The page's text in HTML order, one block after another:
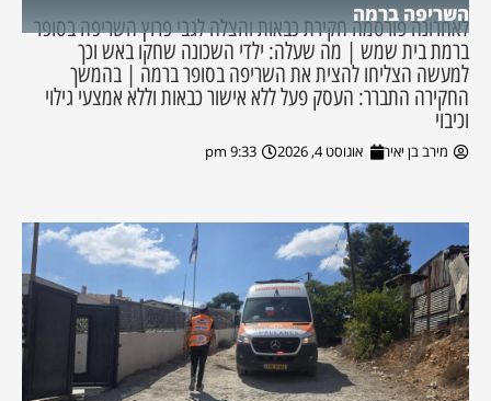
השריפה ברמה
לאחרונה פורסמה חקירת כבאות והצלה לגבי פרוץ השריפה בסופר
ברמת בית שמש | מה שעלה: ילדי השכונה שחקו באש וכך
למעשה הצליחו להצית את השריפה בסופר ברמה | בהמשך
החקירה התברר: העסק פעל ללא אישור כבאות וללא אמצעי גילוי
וכיבוי
מירב בן יאיר אוגוסט 4, 2026 9:33 pm